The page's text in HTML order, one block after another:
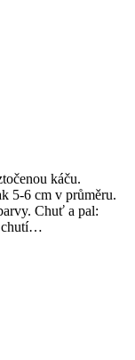
káču.
5-6 cm v průměru.
Chuť a pal:
chutí…